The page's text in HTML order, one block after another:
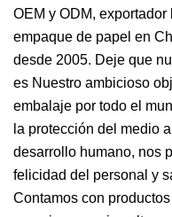
OEM y ODM,
empaque de papel en
desde 2005. Deje que
es Nuestro ambicioso
embalaje por todo el
la protección del medio
desarrollo humano, nos
felicidad del personal y
Contamos con